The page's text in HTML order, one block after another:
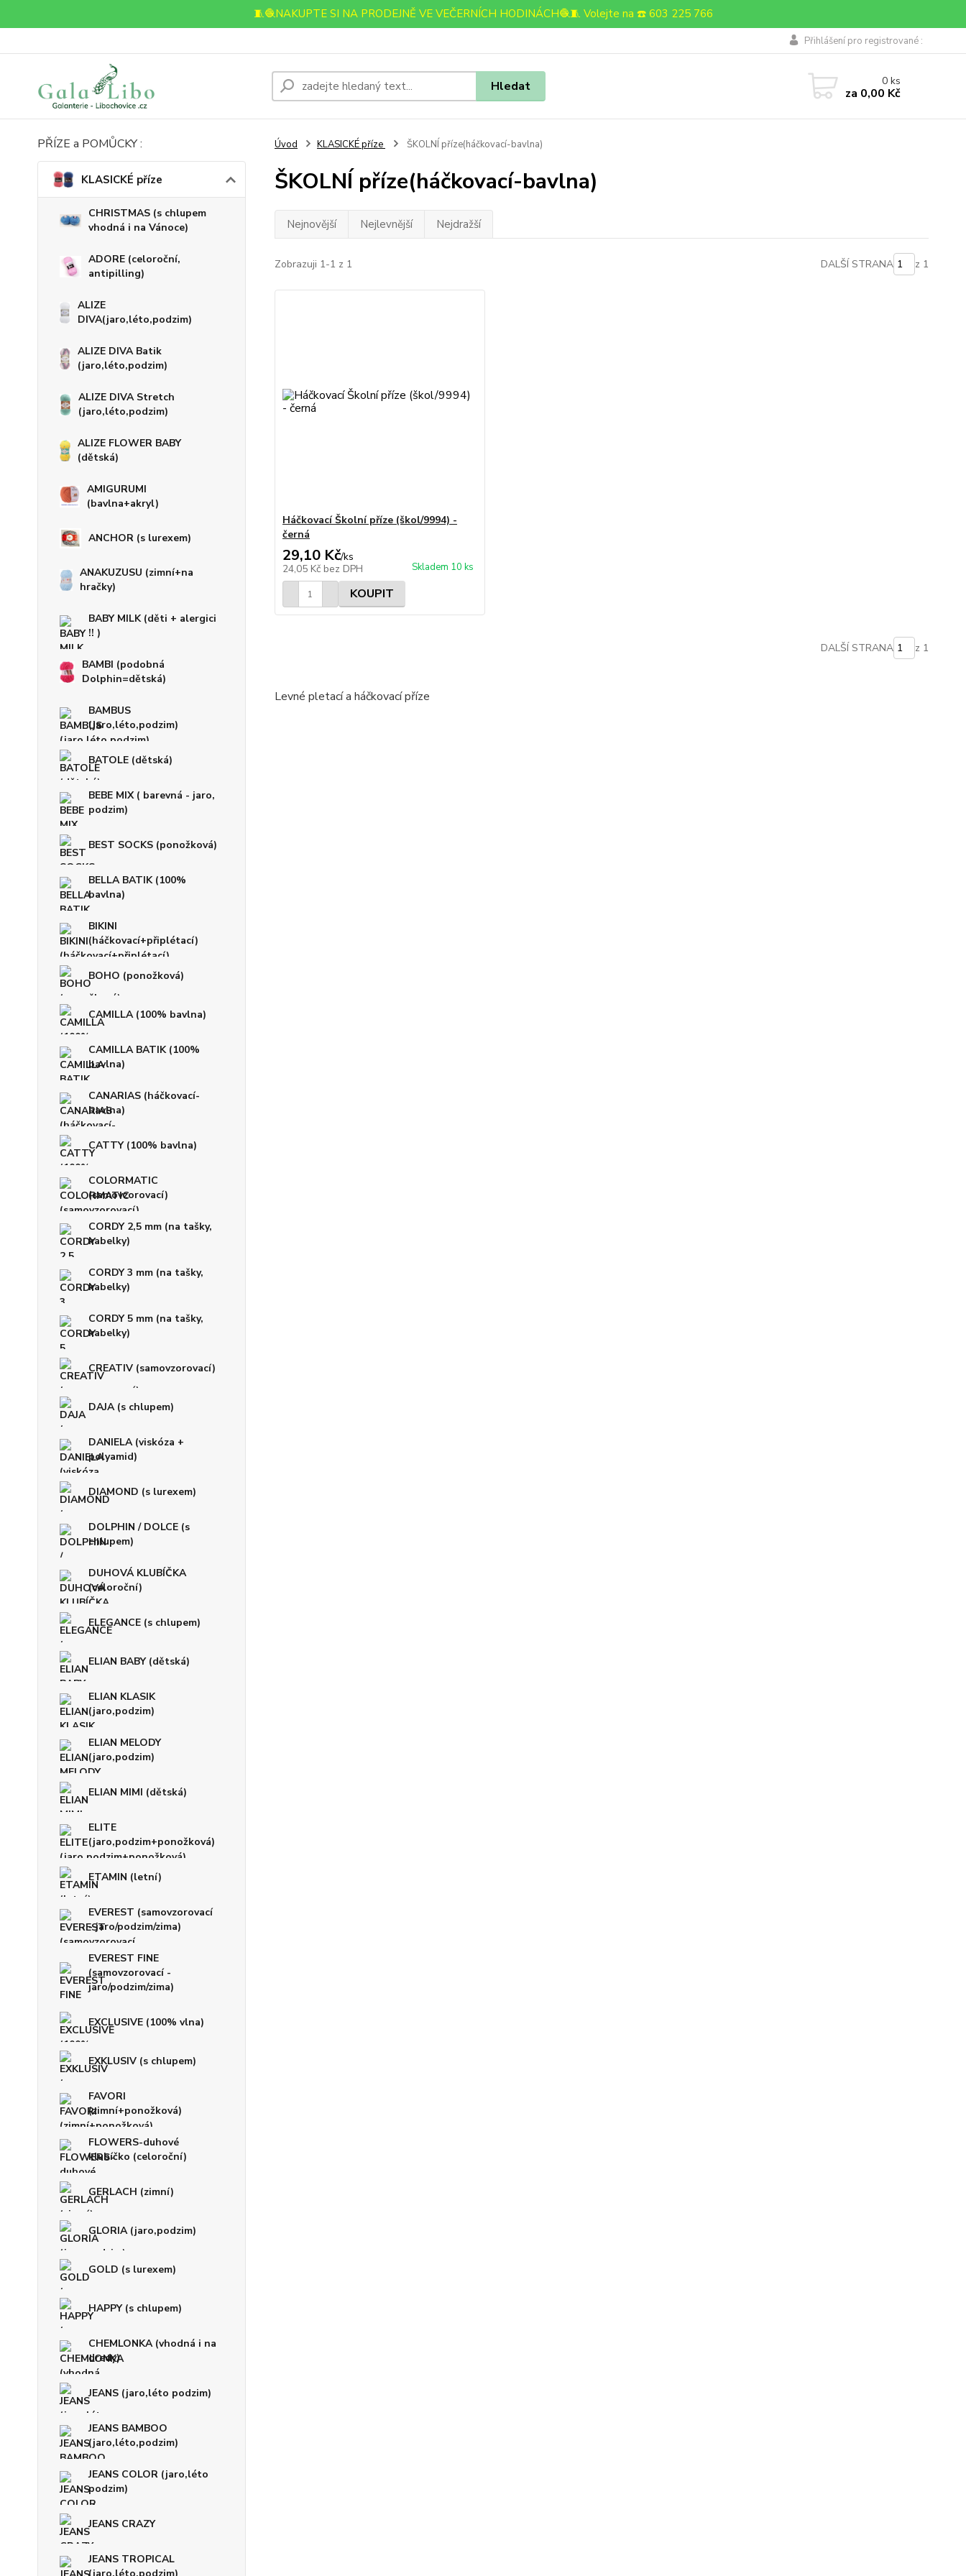
🧵🧶NAKUPTE SI NA PRODEJNĚ VE VEČERNÍCH HODINÁCH🧶🧵 Volejte na ☎️ 603 225 766
Přihlášení pro registrované :
Hledat 0ks
za 0,00 Kč
PŘÍZE a POMŮCKY :
KLASICKÉ příze
CHRISTMAS (s chlupem
vhodná i na Vánoce)
ADORE (celoroční,
antipilling)
ALIZE
DIVA(jaro,léto,podzim)
ALIZE DIVA Batik
(jaro,léto,podzim)
ALIZE DIVA Stretch
(jaro,léto,podzim)
ALIZE FLOWER BABY
(dětská)
AMIGURUMI
(bavlna+akryl)
ANCHOR (s lurexem)
ANAKUZUSU (zimní+na
hračky)
BABY MILK (děti + alergici
!! )
BAMBI (podobná
Dolphin=dětská)
BAMBUS
(jaro,léto,podzim)
BATOLE (dětská)
BEBE MIX ( barevná - jaro,
podzim)
BEST SOCKS (ponožková)
BELLA BATIK (100%
bavlna)
BIKINI
(háčkovací+připlétací)
BOHO (ponožková)
CAMILLA (100% bavlna)
CAMILLA BATIK (100%
bavlna)
CANARIAS (háčkovací-
bavlna)
CATTY (100% bavlna)
COLORMATIC
(samovzorovací)
CORDY 2,5 mm (na tašky,
kabelky)
CORDY 3 mm (na tašky,
kabelky)
CORDY 5 mm (na tašky,
kabelky)
CREATIV (samovzorovací)
DAJA (s chlupem)
DANIELA (viskóza +
polyamid)
DIAMOND (s lurexem)
DOLPHIN / DOLCE (s
chlupem)
DUHOVÁ KLUBÍČKA
(celoroční)
ELEGANCE (s chlupem)
ELIAN BABY (dětská)
ELIAN KLASIK
(jaro,podzim)
ELIAN MELODY
(jaro,podzim)
ELIAN MIMI (dětská)
ELITE
(jaro,podzim+ponožková)
ETAMIN (letní)
EVEREST (samovzorovací
- jaro/podzim/zima)
EVEREST FINE
(samovzorovací -
jaro/podzim/zima)
EXCLUSIVE (100% vlna)
EXKLUSIV (s chlupem)
FAVORI
(zimní+ponožková)
FLOWERS-duhové
klubíčko (celoroční)
GERLACH (zimní)
GLORIA (jaro,podzim)
GOLD (s lurexem)
HAPPY (s chlupem)
CHEMLONKA (vhodná i na
dredy)
JEANS (jaro,léto podzim)
JEANS BAMBOO
(jaro,léto,podzim)
JEANS COLOR (jaro,léto
podzim)
JEANS CRAZY
JEANS TROPICAL
Úvod KLASICKÉ příze ŠKOLNÍ příze(háčkovací-bavlna)
ŠKOLNÍ příze(háčkovací-bavlna)
Nejnovější Nejlevnější Nejdražší
Zobrazuji 1-1 z 1 DALŠÍ STRANA z 1
Háčkovací Školní příze (škol/9994) -
černá
29,10 Kč/ks
24,05 Kč bez DPH Skladem 10 ks
KOUPIT
DALŠÍ STRANA z 1
Levné pletací a háčkovací příze